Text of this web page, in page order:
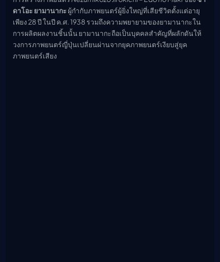
ดาโอะ ยามานากะ ผู้กำกับภาพยนตร์ผู้ยิ่งใหญ่ที่เสียชีวิตตั้งแต่อายุ
เพียง 28 ปี ในปี ค.ศ. 1938 รวมถึงความพยายามของยามานากะใน
การผลิตผลงานชิ้นนั้น ยามานากะถือเป็นบุคคลสำคัญที่ผลักดันให้
วงการภาพยนตร์ญี่ปุ่นเปลี่ยนผ่านจากยุคภาพยนตร์เงียบสู่ยุค
ภาพยนตร์เสียง